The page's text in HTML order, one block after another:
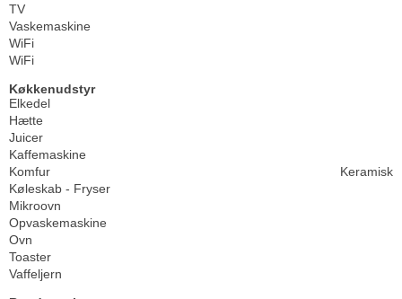
TV
Vaskemaskine
WiFi
WiFi
Køkkenudstyr
Elkedel
Hætte
Juicer
Kaffemaskine
Komfur
Keramisk
Køleskab - Fryser
Mikroovn
Opvaskemaskine
Ovn
Toaster
Vaffeljern